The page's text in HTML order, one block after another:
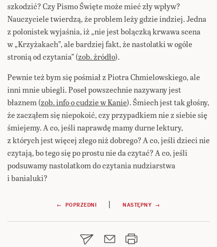
szkodzić? Czy Pismo Święte może mieć zły wpływ?
Nauczyciele twierdzą, że problem leży gdzie indziej. Jedna
z polonistek wyjaśnia, iż „nie jest bolączką krwawa scena
w „Krzyżakach”, ale bardziej fakt, że nastolatki w ogóle
stronią od czytania” (zob. źródło).
Pewnie też bym się pośmiał z Piotra Chmielowskiego, ale
inni mnie ubiegli. Poseł powszechnie nazywany jest
błaznem (zob. info o cudzie w Kanie). Śmiech jest tak głośny,
że zacząłem się niepokoić, czy przypadkiem nie z siebie się
śmiejemy. A co, jeśli naprawdę mamy durne lektury,
z których jest więcej złego niż dobrego? A co, jeśli dzieci nie
czytają, bo tego się po prostu nie da czytać? A co, jeśli
podsuwamy nastolatkom do czytania nudziarstwa
i banialuki?
Nawigacja
wpisu
← POPRZEDNI | NASTĘPNY →